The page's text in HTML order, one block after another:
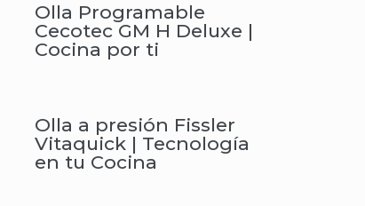
Olla Programable
Cecotec GM H Deluxe |
Cocina por ti
Olla a presión Fissler
Vitaquick | Tecnología
en tu Cocina